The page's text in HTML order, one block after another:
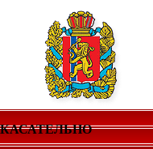
КАСАТЕЛЬНО